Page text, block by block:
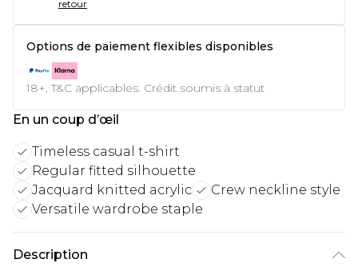
retour
Options de paiement flexibles disponibles
18+, T&C applicables. Crédit soumis à statut
En un coup d’œil
Timeless casual t-shirt
Regular fitted silhouette
Jacquard knitted acrylic
Crew neckline style
Versatile wardrobe staple
Description